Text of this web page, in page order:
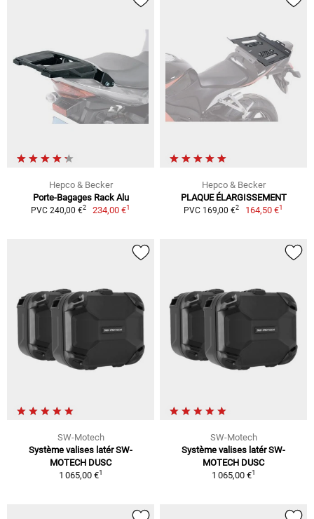
Hepco & Becker
Porte-Bagages Rack Alu
PVC 240,00 €2 234,00 €1
Hepco & Becker
PLAQUE ÉLARGISSEMENT
PVC 169,00 €2 164,50 €1
SW-Motech
Système valises latér SW-
MOTECH DUSC
1 065,00 €1
SW-Motech
Système valises latér SW-
MOTECH DUSC
1 065,00 €1